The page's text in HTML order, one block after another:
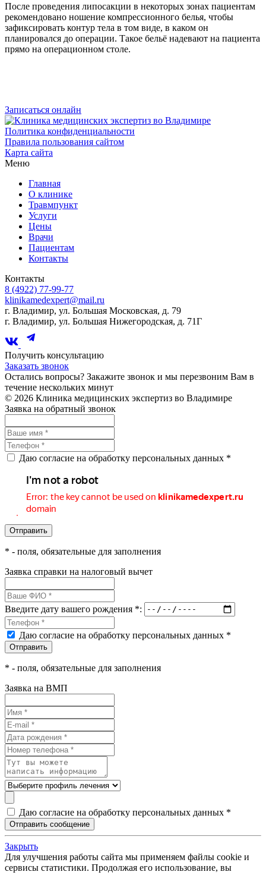
После проведения липосакции в некоторых зонах пациентам
рекомендовано ношение компрессионного белья, чтобы
зафиксировать контур тела в том виде, в каком он
планировался до операции. Такое бельё надевают на пациента
прямо на операционном столе.
Записаться онлайн
Политика конфиденциальности
Правила пользования сайтом
Карта сайта
Меню
Главная
О клинике
Травмпункт
Услуги
Цены
Врачи
Пациентам
Контакты
Контакты
8 (4922) 77-99-77
klinikamedexpert@mail.ru
г. Владимир, ул. Большая Московская, д. 79
г. Владимир, ул. Большая Нижегородская, д. 71Г
Получить консультацию
Заказать звонок
Остались вопросы? Закажите звонок и мы перезвоним Вам в
течение нескольких минут
© 2026 Клиника медицинских экспертиз во Владимире
Заявка на обратный звонок
Даю согласие на обработку персональных данных *
* - поля, обязательные для заполнения
Заявка справки на налоговый вычет
Введите дату вашего рождения *:
Даю согласие на обработку персональных данных *
* - поля, обязательные для заполнения
Заявка на ВМП
Даю согласие на обработку персональных данных *
Закрыть
Для улучшения работы сайта мы применяем файлы cookie и
сервисы статистики. Продолжая его использование, вы